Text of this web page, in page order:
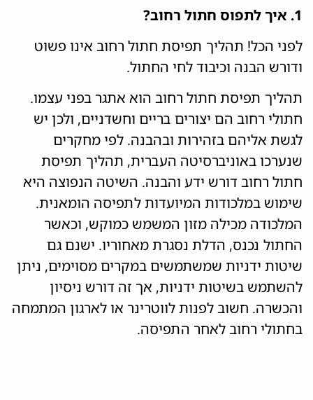
1. איך לתפוס חתול רחוב?
לפני הכל! תהליך תפיסת חתול רחוב אינו פשוט
ודורש הבנה וכיבוד לחי החתול.
תהליך תפיסת חתול רחוב הוא אתגר בפני עצמו.
חתולי רחוב הם יצורים בריים וחשדניים, ולכן יש
לגשת אליהם בזהירות ובהבנה. לפי מחקרים
שנערכו באוניברסיטה העברית, תהליך תפיסת
חתול רחוב דורש ידע והבנה. השיטה הנפוצה היא
שימוש במלכודות המיועדות לתפיסה הומאנית.
המלכודה מכילה מזון המשמש כמוקש, וכאשר
החתול נכנס, הדלת נסגרת מאחוריו. ישנם גם
שיטות ידניות שמשתמשים במקרים מסוימים, ניתן
להשתמש בשיטות ידניות, אך זה דורש ניסיון
והכשרה. חשוב לפנות לווטרינר או לארגון המתמחה
בחתולי רחוב לאחר התפיסה.